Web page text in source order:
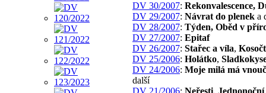
DV 30/2007: Rekonvalescence,
DV 29/2007: Návrat do plenek a
DV 28/2007: Týden, Oběd v
DV 27/2007: Epitaf
DV 26/2007: Stařec a víla,
DV 25/2006: Holátko,
DV 24/2006: Moje milá má
další
DV 21/2006: Neřesti,